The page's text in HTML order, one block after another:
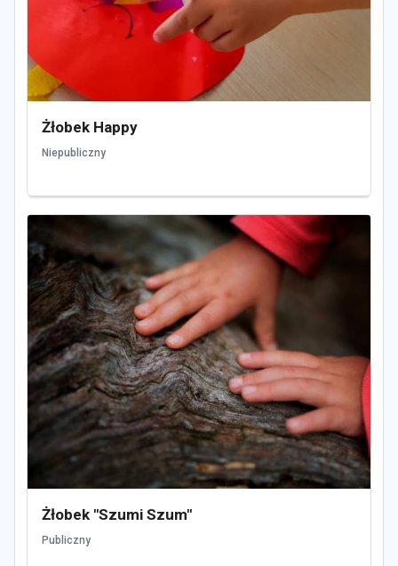
Żłobek Happy
Niepubliczny
Żłobek "Szumi Szum"
Publiczny